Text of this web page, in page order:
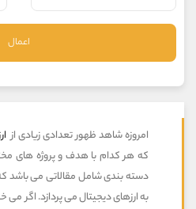
اعمال
امروزه شاهد ظهور تعدادی زیادی از
که هر کدام با هدف و پروژه های
دسته بندی شامل مقالاتی می باشد
به ارزهای دیجیتال می پردازد. اگر می
واتساپ
داخلی
واتساپ